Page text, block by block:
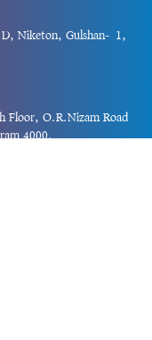
Niketon, Gulshan-1,
O.R.Nizam Road
4000.